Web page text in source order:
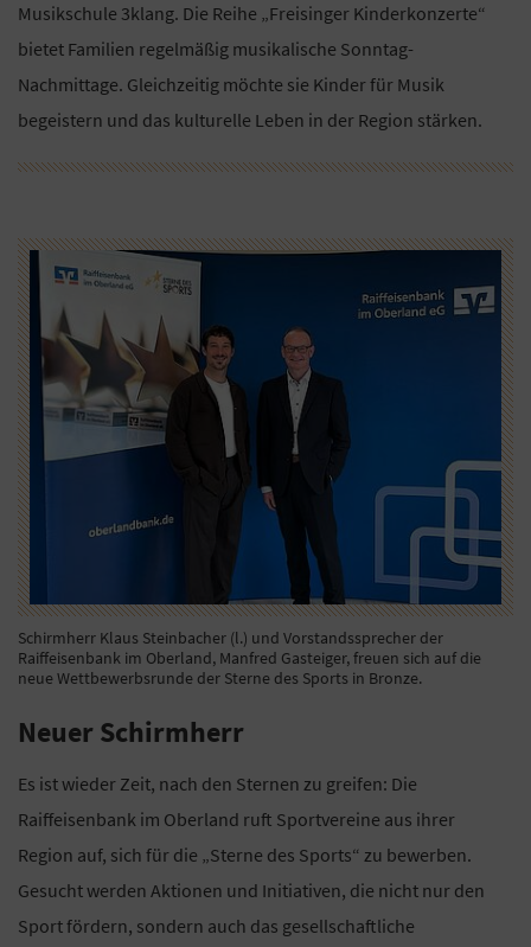
Musikschule 3klang. Die Reihe „Freisinger Kinderkonzerte“
bietet Familien regelmäßig musikalische Sonntag-
Nachmittage. Gleichzeitig möchte sie Kinder für Musik
begeistern und das kulturelle Leben in der Region stärken.
Schirmherr Klaus Steinbacher (l.) und Vorstandssprecher der
Raiffeisenbank im Oberland, Manfred Gasteiger, freuen sich auf die
neue Wettbewerbsrunde der Sterne des Sports in Bronze.
Neuer Schirmherr
Es ist wieder Zeit, nach den Sternen zu greifen: Die
Raiffeisenbank im Oberland ruft Sportvereine aus ihrer
Region auf, sich für die „Sterne des Sports“ zu bewerben.
Gesucht werden Aktionen und Initiativen, die nicht nur den
Sport fördern, sondern auch das gesellschaftliche